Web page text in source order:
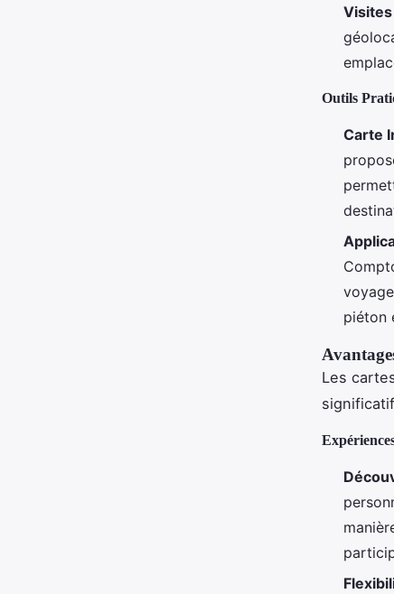
Visites
Outils
Carte
piéton
Les